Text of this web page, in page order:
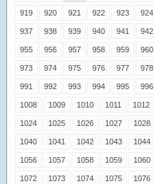
919 920 921 922 923 924
937 938 939 940 941 942
955 956 957 958 959 960
973 974 975 976 977 978
991 992 993 994 995 996
1008 1009 1010 1011 1012
1024 1025 1026 1027 1028
1040 1041 1042 1043 1044
1056 1057 1058 1059 1060
1072 1073 1074 1075 1076